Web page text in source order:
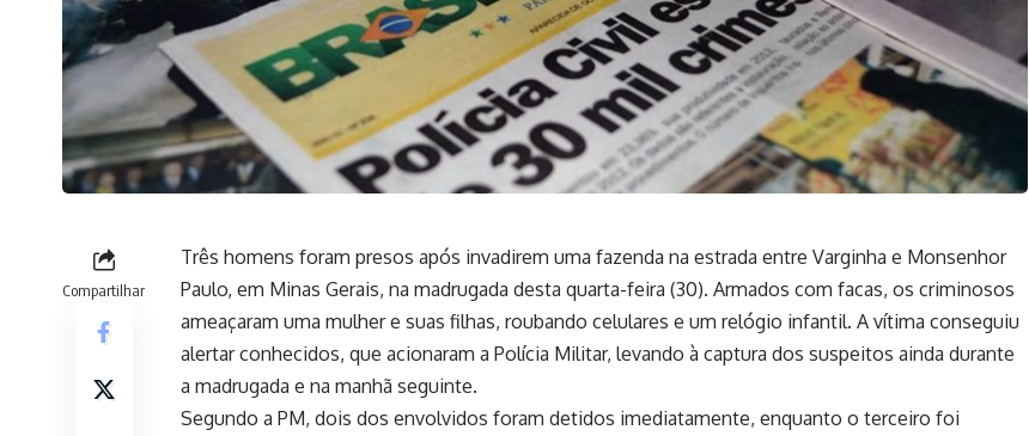
Compartilhar
Três homens foram presos após invadirem uma fazenda na estrada entre Varginha e Monsenhor
Paulo, em Minas Gerais, na madrugada desta quarta-feira (30). Armados com facas, os criminosos
ameaçaram uma mulher e suas filhas, roubando celulares e um relógio infantil. A vítima conseguiu
alertar conhecidos, que acionaram a Polícia Militar, levando à captura dos suspeitos ainda durante
a madrugada e na manhã seguinte.
Segundo a PM, dois dos envolvidos foram detidos imediatamente, enquanto o terceiro foi